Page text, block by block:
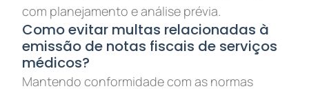
com planejamento e análise prévia.
Como evitar multas relacionadas à
emissão de notas fiscais de serviços
médicos?
Mantendo conformidade com as normas